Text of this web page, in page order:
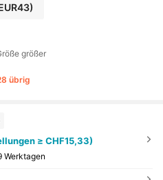
größer
übrig
≥ CHF15,33)
Werktagen